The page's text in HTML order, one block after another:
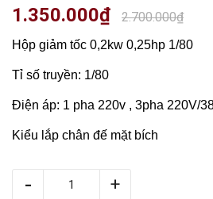
1.350.000₫ 2.700.000₫
Hộp giảm tốc 0,2kw 0,25hp 1/80
Tỉ số truyền: 1/80
Điện áp: 1 pha 220v , 3pha 220V/
Kiểu lắp chân đế mặt bích
- +